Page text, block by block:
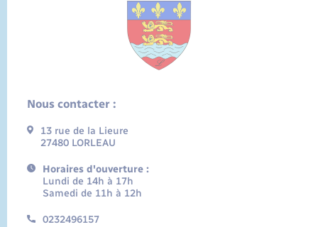
Nous contacter :
13 rue de la Lieure
27480 LORLEAU
Horaires d'ouverture :
Lundi de 14h à 17h
Samedi de 11h à 12h
0232496157